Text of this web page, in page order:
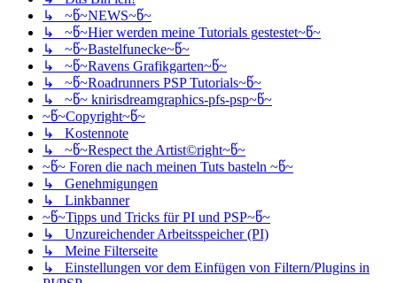
↳ ~წ~NEWS~წ~
↳ ~წ~Hier werden meine Tutorials gestestet~წ~
↳ ~წ~Bastelfunecke~წ~
↳ ~წ~Ravens Grafikgarten~წ~
↳ ~წ~Roadrunners PSP Tutorials~წ~
↳ ~წ~ knirisdreamgraphics-pfs-psp~წ~
~წ~Copyright~წ~
↳ Kostennote
↳ ~წ~Respect the Artist©right~წ~
~წ~ Foren die nach meinen Tuts basteln ~წ~
↳ Genehmigungen
↳ Linkbanner
~წ~Tipps und Tricks für PI und PSP~წ~
↳ Unzureichender Arbeitsspeicher (PI)
↳ Meine Filterseite
↳ Einstellungen vor dem Einfügen von Filtern/Plugins in